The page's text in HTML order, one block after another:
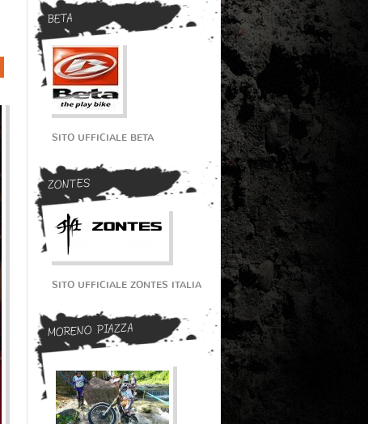
BETA
SITO UFFICIALE BETA
ZONTES
SITO UFFICIALE ZONTES ITALIA
MORENO PIAZZA